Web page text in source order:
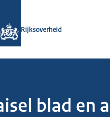
Rijksoverheid
blad en